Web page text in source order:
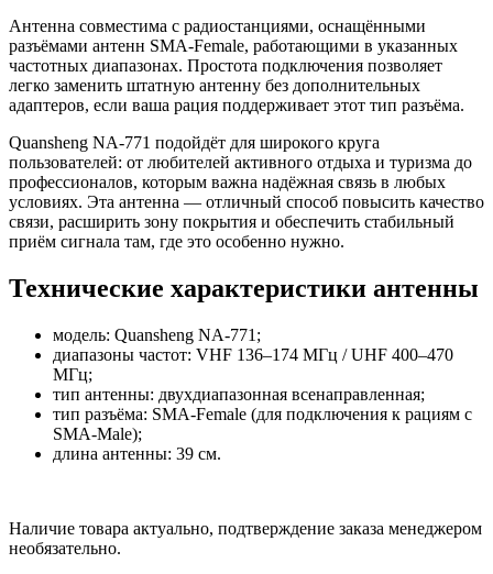
Антенна совместима с радиостанциями, оснащёнными
разъёмами антенн SMA-Female, работающими в указанных
частотных диапазонах. Простота подключения позволяет
легко заменить штатную антенну без дополнительных
адаптеров, если ваша рация поддерживает этот тип разъёма.
Quansheng NA-771 подойдёт для широкого круга
пользователей: от любителей активного отдыха и туризма до
профессионалов, которым важна надёжная связь в любых
условиях. Эта антенна — отличный способ повысить качество
связи, расширить зону покрытия и обеспечить стабильный
приём сигнала там, где это особенно нужно.
Технические характеристики антенны
модель: Quansheng NA-771;
диапазоны частот: VHF 136–174 МГц / UHF 400–470
МГц;
тип антенны: двухдиапазонная всенаправленная;
тип разъёма: SMA-Female (для подключения к рациям с
SMA-Male);
длина антенны: 39 см.
Наличие товара актуально, подтверждение заказа менеджером
необязательно.